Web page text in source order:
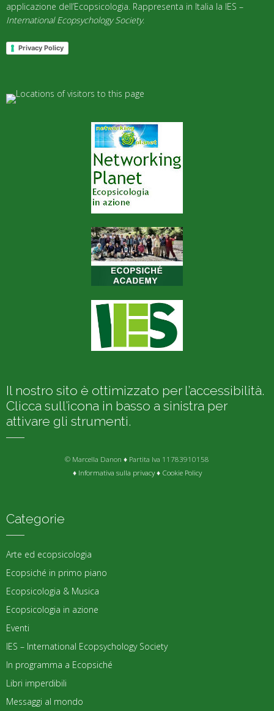
applicazione dell’Ecopsicologia. Rappresenta in Italia la IES –
International Ecopsychology Society.
Privacy Policy
Il nostro sito è ottimizzato per l’accessibilità.
Clicca sull’icona in basso a sinistra per
attivare gli strumenti.
© Marcella Danon ♦ Partita Iva 11783910158
♦ Informativa sulla privacy♦ Cookie Policy
Categorie
Arte ed ecopsicologia
Ecopsiché in primo piano
Ecopsicologia & Musica
Ecopsicologia in azione
Eventi
IES – International Ecopsychology Society
In programma a Ecopsiché
Libri imperdibili
Messaggi al mondo